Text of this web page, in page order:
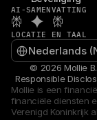
AI-SAMENVATTING
LOCATIE EN TAAL
Select Language
Nederlands
© 2026 Mollie
Responsible
Mollie is een
financiële diensten
Verenigd Koninkrijk